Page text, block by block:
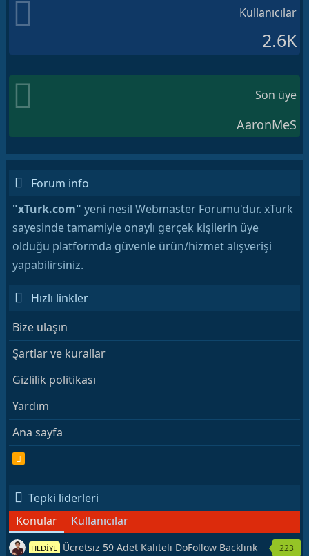
Kullanıcılar
2.6K
Son üye
AaronMeS
Forum info
"xTurk.com" yeni nesil Webmaster Forumu'dur. xTurk
sayesinde tamamiyle onaylı gerçek kişilerin üye
olduğu platformda güvenle ürün/hizmet alışverişi
yapabilirsiniz.
Hızlı linkler
Bize ulaşın
Şartlar ve kurallar
Gizlilik politikası
Yardım
Ana sayfa
R
S
Tepki liderleri
Konular
Kullanıcılar
HEDİYE Ücretsiz 59 Adet Kaliteli DoFollow Backlink 223